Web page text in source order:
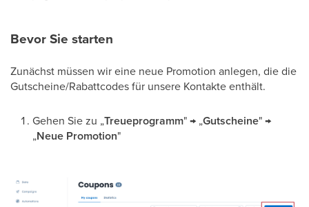
Bevor Sie starten
Zunächst müssen wir eine neue Promotion anlegen, die die
Gutscheine/Rabattcodes für unsere Kontakte enthält.
Gehen Sie zu „Treueprogramm" → „Gutscheine" →
„Neue Promotion"